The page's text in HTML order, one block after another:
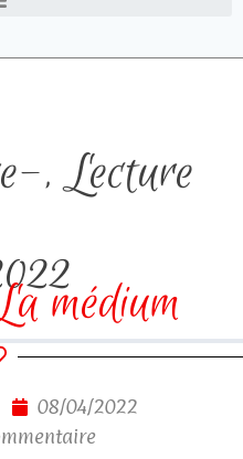
,Lecture
médium
08/04/2022